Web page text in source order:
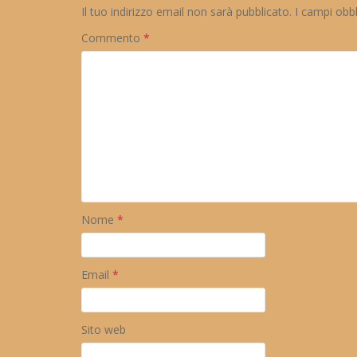
Il tuo indirizzo email non sarà pubblicato. I campi
Commento *
Nome *
Email *
Sito web